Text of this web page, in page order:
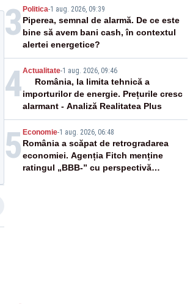
3 Politica-1 aug. 2026, 09:39
Piperea, semnal de alarmă. De ce este
bine să avem bani cash, în contextul
alertei energetice?
4Actualitate-1 aug. 2026, 09:46
România, la limita tehnică a
importurilor de energie. Prețurile cresc
alarmant - Analiză Realitatea Plus
5 Economie-1 aug. 2026, 06:48
România a scăpat de retrogradarea
economiei. Agenția Fitch menține
ratingul „BBB-” cu perspectivă